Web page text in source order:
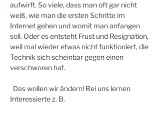
aufwirft. So viele, dass man oft gar nicht
weiß, wie man die ersten Schritte im
Internet gehen und womit man anfangen
soll. Oder es entsteht Frust und Resignation,
weil mal wieder etwas nicht funktioniert, die
Technik sich scheinbar gegen einen
verschworen hat.
Das wollen wir ändern! Bei uns lernen
Interessierte z. B.